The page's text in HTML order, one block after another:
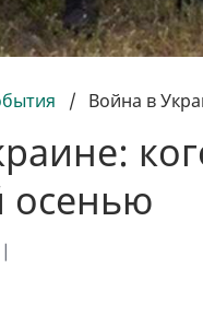
/ Война в